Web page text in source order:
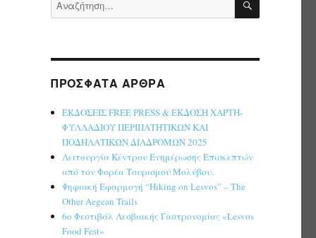
για:
ΠΡΌΣΦΑΤΑ ΆΡΘΡΑ
ΕΚΔΟΣΕΙΣ FREE PRESS & ΕΚΔΟΣΗ ΧΑΡΤΗ-
ΦΥΛΛΑΔΙΟΥ ΠΕΡΙΠΑΤΗΤΙΚΩΝ ΚΑΙ
ΠΟΔΗΛΑΤΙΚΩΝ ΔΙΑΔΡΟΜΩΝ 2025
Λειτουργία Κέντρου Ενημέρωσης Επισκεπτών
από τον Φορέα Τουρισμού Μολύβου.
Ψηφιακή Εφαρμογή “Hiking on Lesvos” – The
Other Aegean Trails
6ο Φεστιβάλ Λεσβιακής Γαστρονομίας «Lesvos
Food Fest»